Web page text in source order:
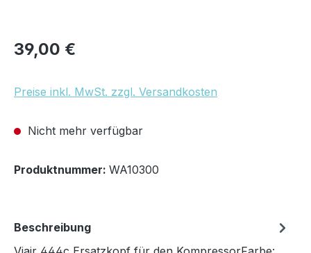
Regulärer Preis:
39,00 €
Preise inkl. MwSt. zzgl. Versandkosten
Nicht mehr verfügbar
Produktnummer: WA10300
Beschreibung